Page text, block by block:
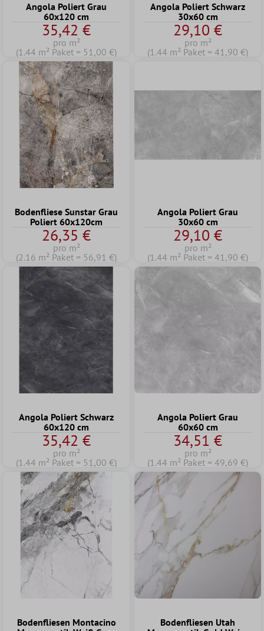
Angola Poliert Grau
60x120 cm
35,42 €
pro m²
(1.44 m² Paket = 51,00 €)
Angola Poliert Schwarz
30x60 cm
29,10 €
pro m²
(1.44 m² Paket = 41,90 €)
Bodenfliese Sunstar Grau
Poliert 60x120cm
26,35 €
pro m²
(2.16 m² Paket = 56,91 €)
Angola Poliert Grau
30x60 cm
29,10 €
pro m²
(1.44 m² Paket = 41,90 €)
Angola Poliert Schwarz
60x120 cm
35,42 €
pro m²
(1.44 m² Paket = 51,00 €)
Angola Poliert Grau
60x60 cm
34,51 €
pro m²
(1.44 m² Paket = 49,69 €)
Tipp
Bodenfliesen Montacino
Bodenfliesen Utah